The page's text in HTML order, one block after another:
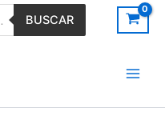
BUSCAR